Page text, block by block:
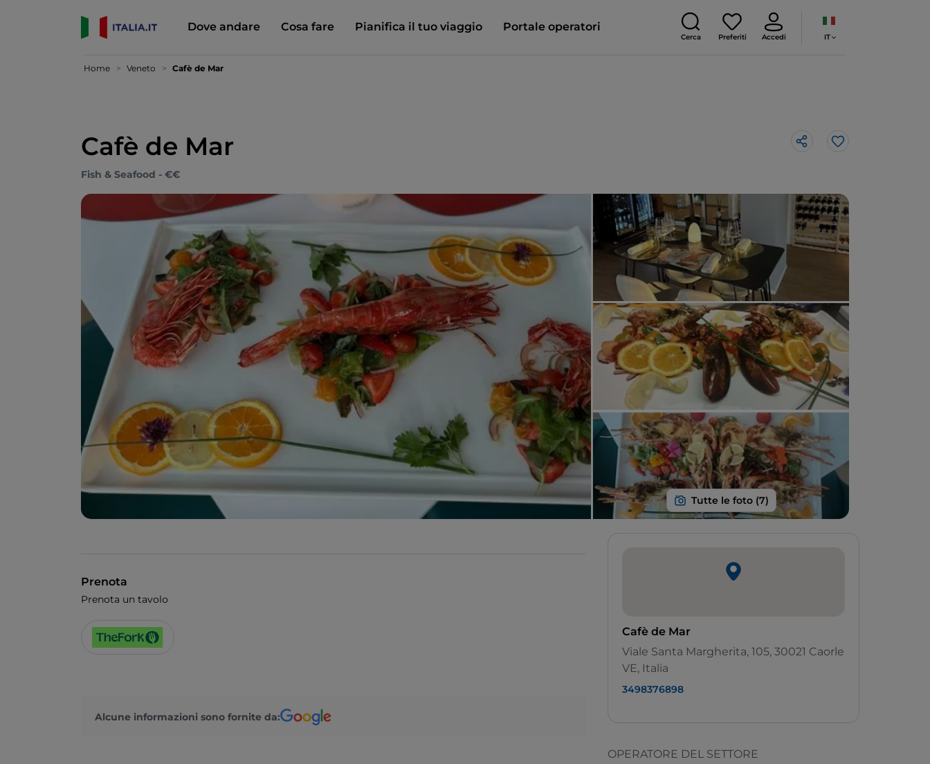
Dove andare Cosa fare Pianifica il tuo viaggio Portale operatori
Cerca Preferiti Accedi IT
Home Veneto Cafè de Mar
Cafè de Mar Like
Fish & Seafood - €€
Prenota
Prenota un tavolo
Alcune informazioni sono fornite da:
Cafè de Mar
Viale Santa Margherita, 105, 30021 Caorle
VE, Italia
3498376898
OPERATORE DEL SETTORE